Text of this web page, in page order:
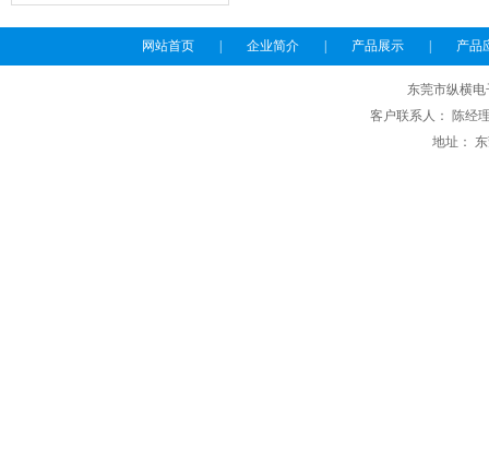
网站首页 企业简介 产品展示 产品
东莞市纵横
客户联系人： 陈经
地址：